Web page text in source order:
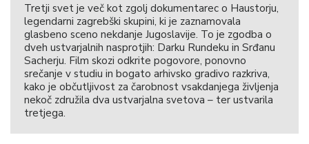
Tretji svet je več kot zgolj dokumentarec o Haustorju,
legendarni zagrebški skupini, ki je zaznamovala
glasbeno sceno nekdanje Jugoslavije. To je zgodba o
dveh ustvarjalnih nasprotjih: Darku Rundeku in Srđanu
Sacherju. Film skozi odkrite pogovore, ponovno
srečanje v studiu in bogato arhivsko gradivo razkriva,
kako je občutljivost za čarobnost vsakdanjega življenja
nekoč združila dva ustvarjalna svetova – ter ustvarila
tretjega.